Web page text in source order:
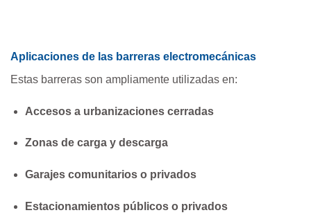
Aplicaciones de las barreras electromecánicas
Estas barreras son ampliamente utilizadas en:
Accesos a urbanizaciones cerradas
Zonas de carga y descarga
Garajes comunitarios o privados
Estacionamientos públicos o privados